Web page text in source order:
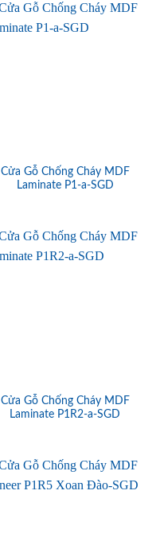
Cửa Gỗ Chống Cháy MDF
Laminate P1-a-SGD
Cửa Gỗ Chống Cháy MDF
Laminate P1R2-a-SGD